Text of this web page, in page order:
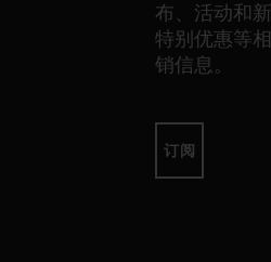
布、活动和
特别优惠等
销信息。
订阅